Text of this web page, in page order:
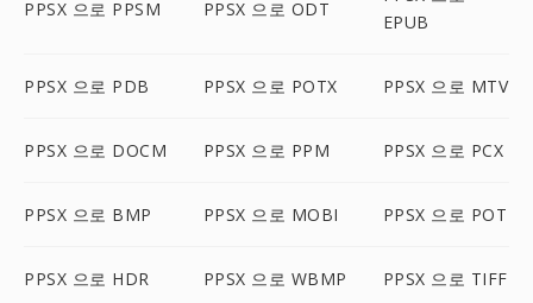
PPSX 으로 PPSM PPSX 으로 ODT
EPUB
PPSX 으로 PDB PPSX 으로 POTX PPSX 으로 MTV
PPSX 으로 DOCM PPSX 으로 PPM PPSX 으로 PCX
PPSX 으로 BMP PPSX 으로 MOBI PPSX 으로 POT
PPSX 으로 HDR PPSX 으로 WBMP PPSX 으로 TIFF